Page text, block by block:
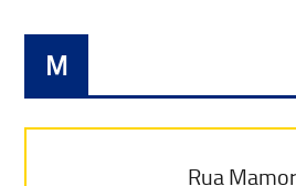
M
Rua